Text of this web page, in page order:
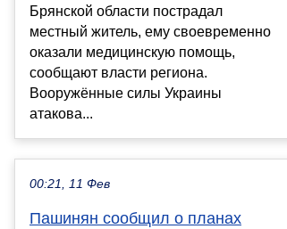
Брянской области пострадал
местный житель, ему своевременно
оказали медицинскую помощь,
сообщают власти региона.
Вооружённые силы Украины
атакова...
00:21, 11 Фев
Пашинян сообщил о планах